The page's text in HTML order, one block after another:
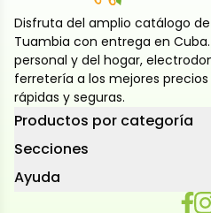
Disfruta del amplio catálogo
Tuambia con entrega en
personal y del hogar,
ferretería a los mejores
rápidas y seguras.
Productos por categoría
Secciones
Ayuda